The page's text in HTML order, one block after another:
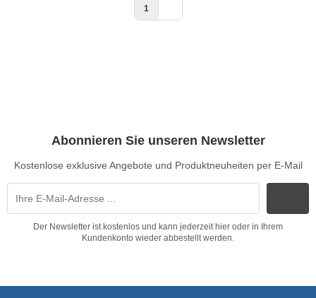
1
Abonnieren Sie unseren Newsletter
Kostenlose exklusive Angebote und Produktneuheiten per E-Mail
Der Newsletter ist kostenlos und kann jederzeit hier oder in Ihrem
Kundenkonto wieder abbestellt werden.